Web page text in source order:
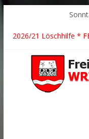
2026/21 Löschhilfe *
2026/24 * TH G Y *
2026/23 TH K Y *
2026/22 TH Y * VU *
Der schönste Einsatz